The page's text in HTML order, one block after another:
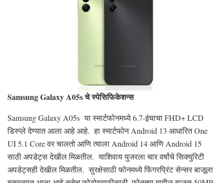
Samsung Galaxy A05s चे स्पेसिफिकेशन्स
Samsung Galaxy A05s या स्मार्टफोनमध्ये 6.7-इंचाचा FHD+ LCD
डिस्प्ले देण्यात आला आहे आहे. हा स्मार्टफोन Android 13 आधारित One
UI 5.1 Core वर चालतो आणि त्याला Android 14 आणि Android 15
साठी अपडेट्स देखील मिळतील. याशिवाय युजरला चार वर्षांचे सिक्युरिटी
अपडेट्सही देखील मिळतील. सुरक्षेसाठी फोनमध्ये फिंगरप्रिंट सेन्सर बाजूला